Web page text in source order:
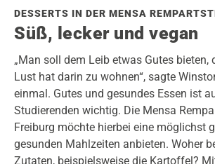
DESSERTS IN DER MENSA
Süß, lecker und vegan
„Man soll dem Leib etwas Gutes bieten,
Lust hat darin zu wohnen“, sagte
einmal. Gutes und gesundes Essen ist
Studierenden wichtig. Die Mensa
Freiburg möchte hierbei eine möglichst
gesunden Mahlzeiten anbieten. Woher
Zutaten, beispielsweise die Kartoffel?